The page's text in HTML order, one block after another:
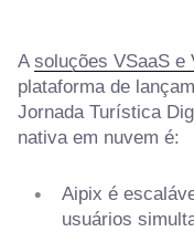
A soluções VSaaS e
plataforma de
Jornada Turística
nativa em nuvem é:
Aipix é
usuários